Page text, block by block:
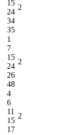
15
24
34
35
2
1
7
15
24
26
48
2
4
6
11
15
17
2